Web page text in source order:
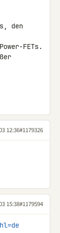
den
FETs.
12:36#1179326
15:38#1179594